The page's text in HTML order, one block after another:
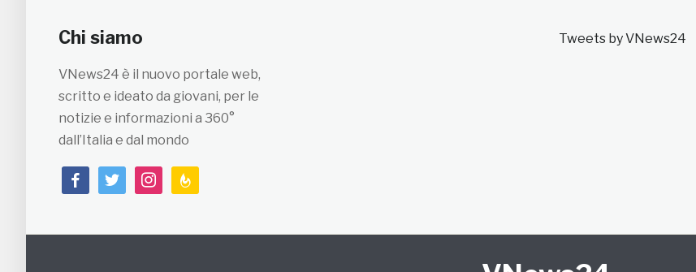
Chi siamo
VNews24 è il nuovo portale web,
scritto e ideato da giovani, per le
notizie e informazioni a 360°
dall’Italia e dal mondo
facebooktwitterinstagramfeedburner
Tweets by VNews24